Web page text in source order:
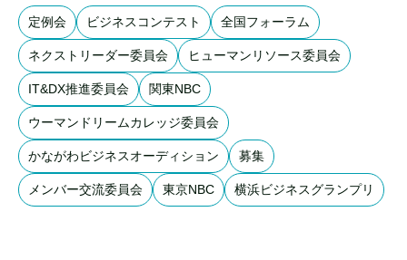
定例会 ビジネスコンテスト 全国フォーラム
ネクストリーダー委員会 ヒューマンリソース委員会
IT&DX推進委員会 関東NBC
ウーマンドリームカレッジ委員会
かながわビジネスオーディション 募集
メンバー交流委員会 東京NBC 横浜ビジネスグランプリ